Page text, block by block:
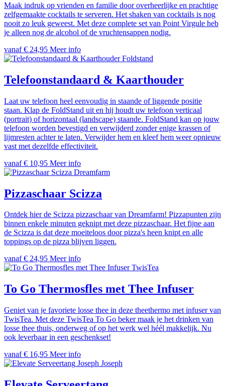
Maak indruk op vrienden en familie door overheerlijke en prachtige
zelfgemaakte cocktails te serveren. Het shaken van cocktails is nog
nooit zo leuk geweest. Met deze complete set van Point Virgule heb
je alleen nog de alcohol of de vruchtensappen nodig.
vanaf € 24,95 Meer info
Foldstand
Telefoonstandaard & Kaarthouder
Laat uw telefoon heel eenvoudig in staande of liggende positie
staan. Klap de FoldStand uit en hij houdt uw telefoon verticaal
(portrait) of horizontaal (landscape) staande. FoldStand kan op jouw
telefoon worden bevestigd en verwijderd zonder enige krassen of
lijmresten achter te laten. Verwijder hem en kleef hem weer opnieuw
vast met dezelfde effectiviteit.
vanaf € 10,95 Meer info
Dreamfarm
Pizzaschaar Scizza
Ontdek hier de Scizza pizzaschaar van Dreamfarm! Pizzapunten zijn
binnen enkele minuten geknipt met deze pizzaschaar. Het fijne aan
de Scizza is dat deze moeiteloos door pizza's heen knipt en alle
toppings op de pizza blijven liggen.
vanaf € 24,95 Meer info
TwisTea
To Go Thermosfles met Thee Infuser
Geniet van je favoriete losse thee in deze theethermo met infuser van
TwisTea. Met deze TwisTea To Go beker maak je het drinken van
losse thee thuis, onderweg of op het werk wel héél makkelijk. Nu
ook leverbaar in een geschenkset!
vanaf € 16,95 Meer info
Joseph Joseph